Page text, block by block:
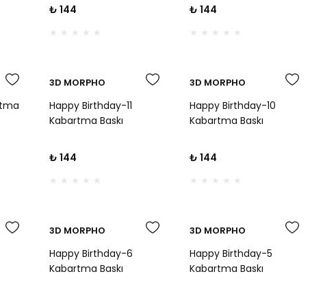
₺ 144 ₺ 144
3D MORPHO
Happy Birthday-11
Kabartma Baskı
₺ 144
3D MORPHO
Happy Birthday-10
Kabartma Baskı
₺ 144
3D MORPHO
Happy Birthday-6
Kabartma Baskı
3D MORPHO
Happy Birthday-5
Kabartma Baskı